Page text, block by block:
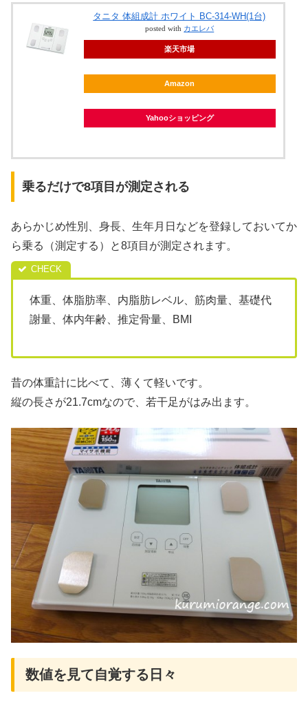
タニタ 体組成計 ホワイト BC-314-WH(1台)
posted with カエレバ
楽天市場
Amazon
Yahooショッピング
乗るだけで8項目が測定される
あらかじめ性別、身長、生年月日などを登録しておいてか
ら乗る（測定する）と8項目が測定されます。
体重、体脂肪率、内脂肪レベル、筋肉量、基礎代
謝量、体内年齢、推定骨量、BMI
昔の体重計に比べて、薄くて軽いです。
縦の長さが21.7cmなので、若干足がはみ出ます。
数値を見て自覚する日々